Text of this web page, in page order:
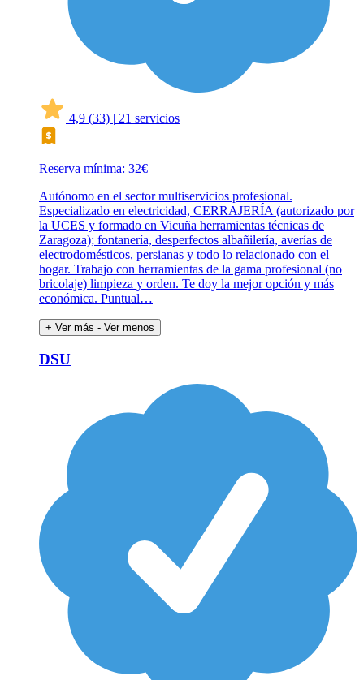
4,9 (33) | 21 servicios
Reserva mínima: 32€
Autónomo en el sector multiservicios profesional.
Especializado en electricidad, CERRAJERÍA (autorizado por
la UCES y formado en Vicuña herramientas técnicas de
Zaragoza); fontanería, desperfectos albañilería, averías de
electrodomésticos, persianas y todo lo relacionado con el
hogar. Trabajo con herramientas de la gama profesional (no
bricolaje) limpieza y orden. Te doy la mejor opción y más
económica. Puntual…
+ Ver más - Ver menos
DSU